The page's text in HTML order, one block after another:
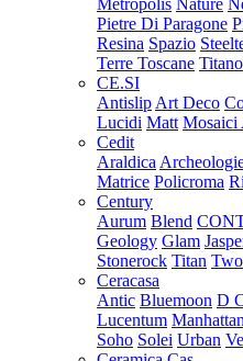
Metropolis Nature
Pietre Di Paragone
Resina Spazio
Terre Toscane Titano
CE.SI
Antislip Art Deco
Lucidi Matt Mosaici
Cedit
Araldica
Matrice Policroma
Century
Aurum Blend
Geology Glam
Stonerock Titan
Ceracasa
Antic Bluemoon D
Lucentum Manhattan
Soho Solei Urban